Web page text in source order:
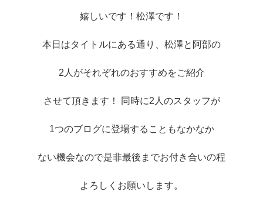
嬉しいです！松澤です！
本日はタイトルにある通り、松澤と阿部の
2人がそれぞれのおすすめをご紹介
させて頂きます！ 同時に2人のスタッフが
1つのブログに登場することもなかなか
ない機会なので是非最後までお付き合いの程
よろしくお願いします。